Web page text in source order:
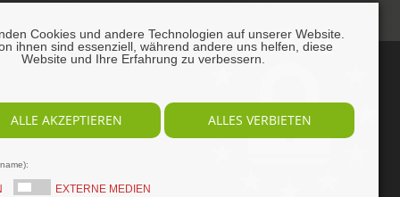
Cookies und andere Technologien auf unserer Website.
ihnen sind essenziell, während andere uns helfen, diese
Website und Ihre Erfahrung zu verbessern.
ALLE AKZEPTIEREN ALLES VERBIETEN
EXTERNE MEDIEN